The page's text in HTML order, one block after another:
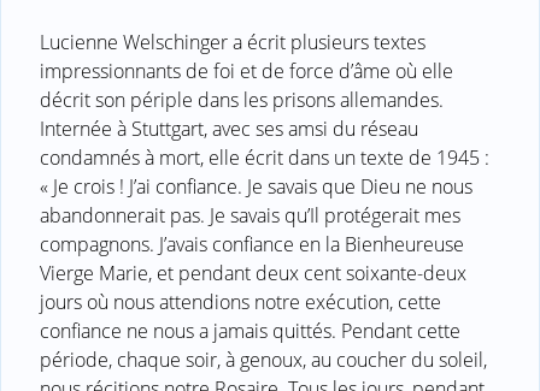
Lucienne Welschinger a écrit plusieurs textes
impressionnants de foi et de force d’âme où elle
décrit son périple dans les prisons allemandes.
Internée à Stuttgart, avec ses amsi du réseau
condamnés à mort, elle écrit dans un texte de 1945 :
« Je crois ! J’ai confiance. Je savais que Dieu ne nous
abandonnerait pas. Je savais qu’Il protégerait mes
compagnons. J’avais confiance en la Bienheureuse
Vierge Marie, et pendant deux cent soixante-deux
jours où nous attendions notre exécution, cette
confiance ne nous a jamais quittés. Pendant cette
période, chaque soir, à genoux, au coucher du soleil,